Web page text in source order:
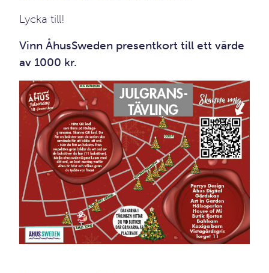
Lycka till!
Vinn ÅhusSweden presentkort till ett värde
av 1000 kr.